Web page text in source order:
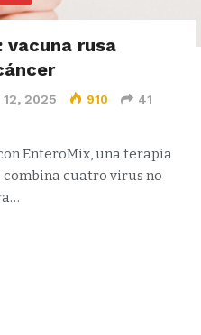
vacuna rusa
2025 910
41
EnteroMix, una terapia
cuatro virus no